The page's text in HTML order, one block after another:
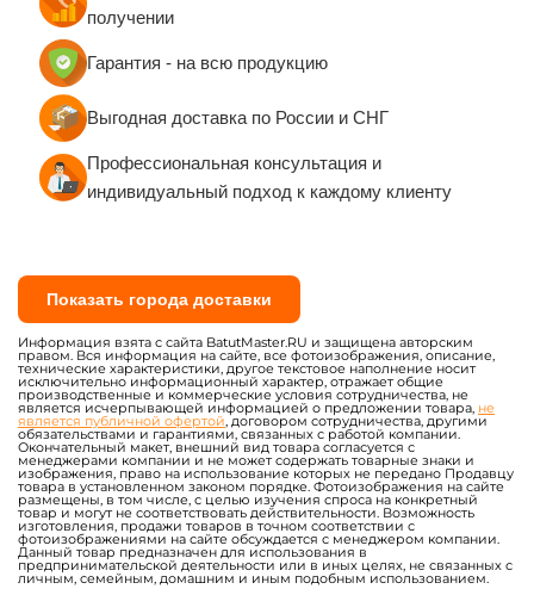
получении
Гарантия - на всю продукцию
Выгодная доставка по России и СНГ
Профессиональная консультация и
индивидуальный подход к каждому клиенту
Показать города доставки
Информация взята с сайта BatutMaster.RU и защищена авторским
правом. Вся информация на сайте, все фотоизображения, описание,
технические характеристики, другое текстовое наполнение носит
исключительно информационный характер, отражает общие
производственные и коммерческие условия сотрудничества, не
является исчерпывающей информацией о предложении товара, не
является публичной офертой, договором сотрудничества, другими
обязательствами и гарантиями, связанных с работой компании.
Окончательный макет, внешний вид товара согласуется с
менеджерами компании и не может содержать товарные знаки и
изображения, право на использование которых не передано Продавцу
товара в установленном законом порядке. Фотоизображения на сайте
размещены, в том числе, с целью изучения спроса на конкретный
товар и могут не соответствовать действительности. Возможность
изготовления, продажи товаров в точном соответствии с
фотоизображениями на сайте обсуждается с менеджером компании.
Данный товар предназначен для использования в
предпринимательской деятельности или в иных целях, не связанных с
личным, семейным, домашним и иным подобным использованием.